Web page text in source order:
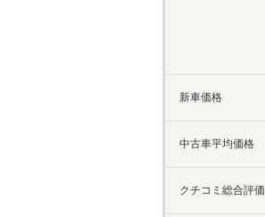
新車価格
中古車平均価格
クチコミ総合評価